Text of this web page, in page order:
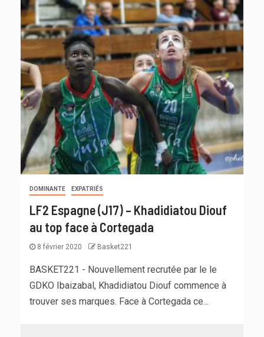
DOMINANTE EXPATRIÉS
LF2 Espagne (J17) – Khadidiatou Diouf
au top face à Cortegada
8 février 2020 Basket221
BASKET221 - Nouvellement recrutée par le le
GDKO Ibaizabal, Khadidiatou Diouf commence à
trouver ses marques. Face à Cortegada ce...